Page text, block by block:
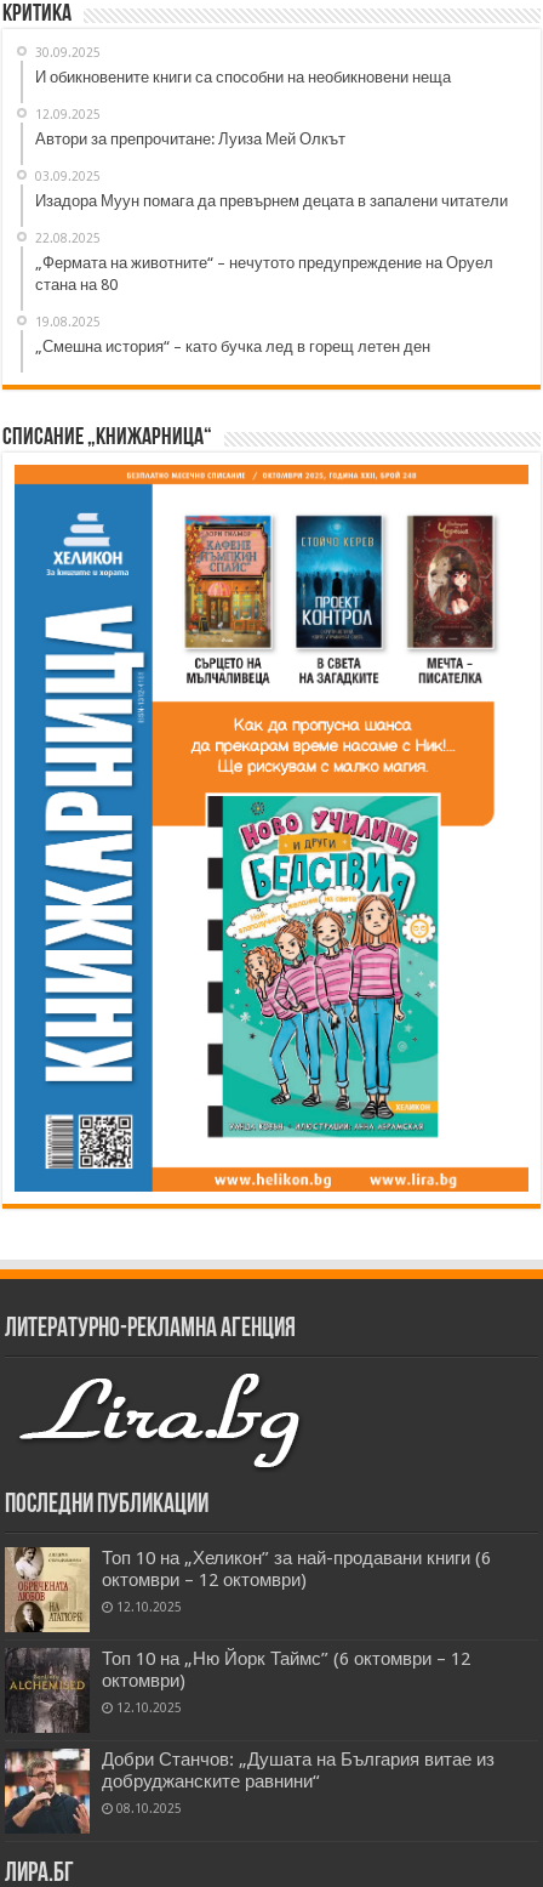
Критика
30.09.2025
И обикновените книги са способни на необикновени неща
12.09.2025
Автори за препрочитане: Луиза Мей Олкът
03.09.2025
Изадора Муун помага да превърнем децата в запалени читатели
22.08.2025
„Фермата на животните“ – нечутото предупреждение на Оруел
стана на 80
19.08.2025
„Смешна история“ – като бучка лед в горещ летен ден
Списание „Книжарница“
Литературно-рекламна агенция
Последни публикации
Топ 10 на „Хеликон” за най-продавани книги (6
октомври – 12 октомври)
12.10.2025
Топ 10 на „Ню Йорк Таймс” (6 октомври – 12
октомври)
12.10.2025
Добри Станчов: „Душата на България витае из
добруджанските равнини“
08.10.2025
Лира.бг